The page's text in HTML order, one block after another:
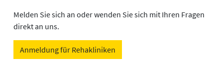
Melden Sie sich an oder wenden Sie sich mit Ihren Fragen
direkt an uns.
Anmeldung für Rehakliniken